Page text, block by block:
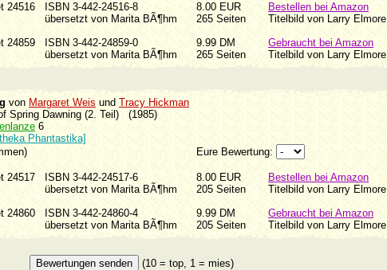
24516ISBN 3-442-24516-8 8.00 EUR
Bestellen bei Amazon
übersetzt von Marita BÃ¶hm 265 SeitenTitelbild von Larry Elmore
24859ISBN 3-442-24859-0 9.99 DM
Gebraucht bei Amazon
übersetzt von Marita BÃ¶hm 265 SeitenTitelbild von Larry Elmore
vonMargaret Weis und Tracy Hickman
Spring Dawning (2. Teil) (1985)
6
Phantastika]
Eure Bewertung:
24517ISBN 3-442-24517-6 8.00 EUR
Bestellen bei Amazon
übersetzt von Marita BÃ¶hm 205 SeitenTitelbild von Larry Elmore
24860ISBN 3-442-24860-4 9.99 DM
Gebraucht bei Amazon
übersetzt von Marita BÃ¶hm 205 SeitenTitelbild von Larry Elmore
(10 = top, 1 = mies)